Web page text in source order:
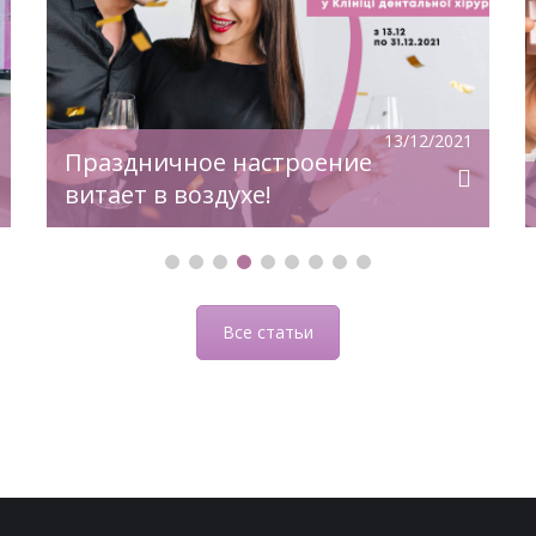
13/12/2021
Праздничное настроение
витает в воздухе!
увеличивается. Все мы слышали: «Что
жить без одного или нескольких зубов
— не вредит здоровью». Это
утверждение ошибочно и несет за
собой определенные последствия.
Какие изменения происходят при
отсутствии даже […]
Все статьи